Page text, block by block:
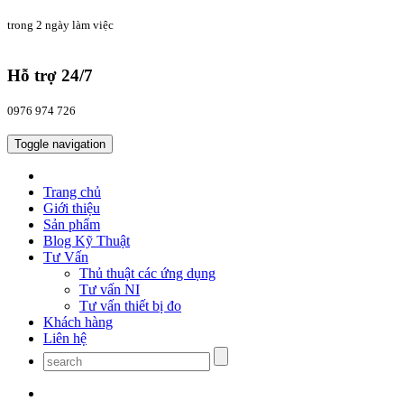
trong 2 ngày làm việc
Hỗ trợ 24/7
0976 974 726
Toggle navigation
Trang chủ
Giới thiệu
Sản phẩm
Blog Kỹ Thuật
Tư Vấn
Thủ thuật các ứng dụng
Tư vấn NI
Tư vấn thiết bị đo
Khách hàng
Liên hệ